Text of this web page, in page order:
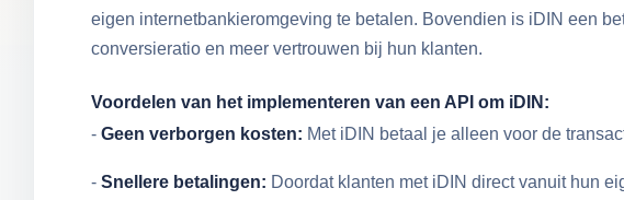
eigen internetbankieromgeving te betalen. Bovendien is iDIN een
conversieratio en meer vertrouwen bij hun klanten.
Voordelen van het implementeren van een API om iDIN:
- Geen verborgen kosten: Met iDIN betaal je alleen voor de
- Snellere betalingen: Doordat klanten met iDIN direct vanuit hun